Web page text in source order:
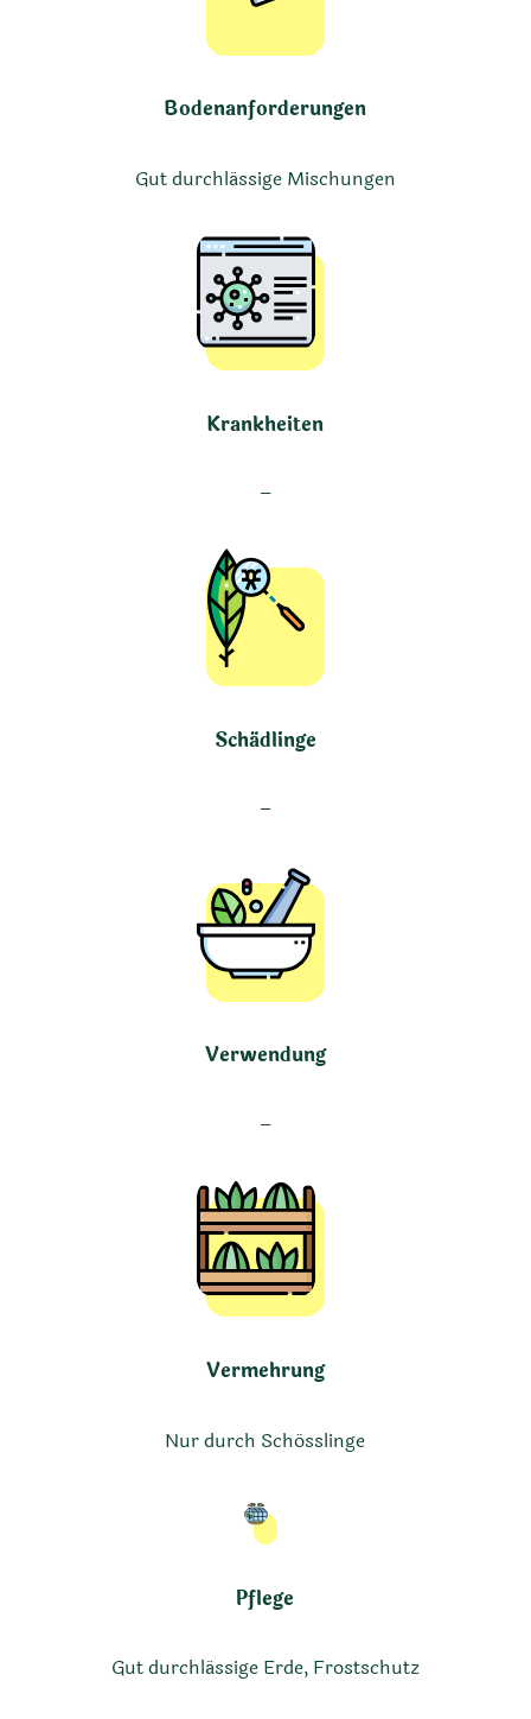
Bodenanforderungen
Gut durchlässige Mischungen
Krankheiten
–
Schädlinge
–
Verwendung
–
Vermehrung
Nur durch Schösslinge
Pflege
Gut durchlässige Erde, Frostschutz